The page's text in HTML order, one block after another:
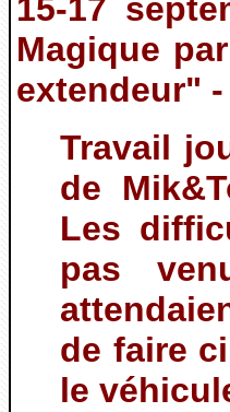
15-17
Magique
extendeur"
Travail
de
Les
pas
de faire
le